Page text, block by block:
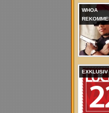
WHOA
EXKLUSIV